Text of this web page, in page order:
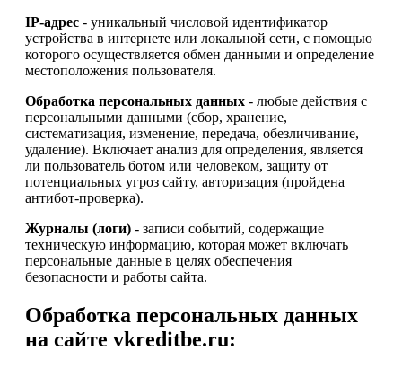
IP-адрес - уникальный числовой идентификатор
устройства в интернете или локальной сети, с помощью
которого осуществляется обмен данными и определение
местоположения пользователя.
Обработка персональных данных - любые действия с
персональными данными (сбор, хранение,
систематизация, изменение, передача, обезличивание,
удаление). Включает анализ для определения, является
ли пользователь ботом или человеком, защиту от
потенциальных угроз сайту, авторизация (пройдена
антибот-проверка).
Журналы (логи) - записи событий, содержащие
техническую информацию, которая может включать
персональные данные в целях обеспечения
безопасности и работы сайта.
Обработка персональных данных
на сайте vkreditbe.ru: